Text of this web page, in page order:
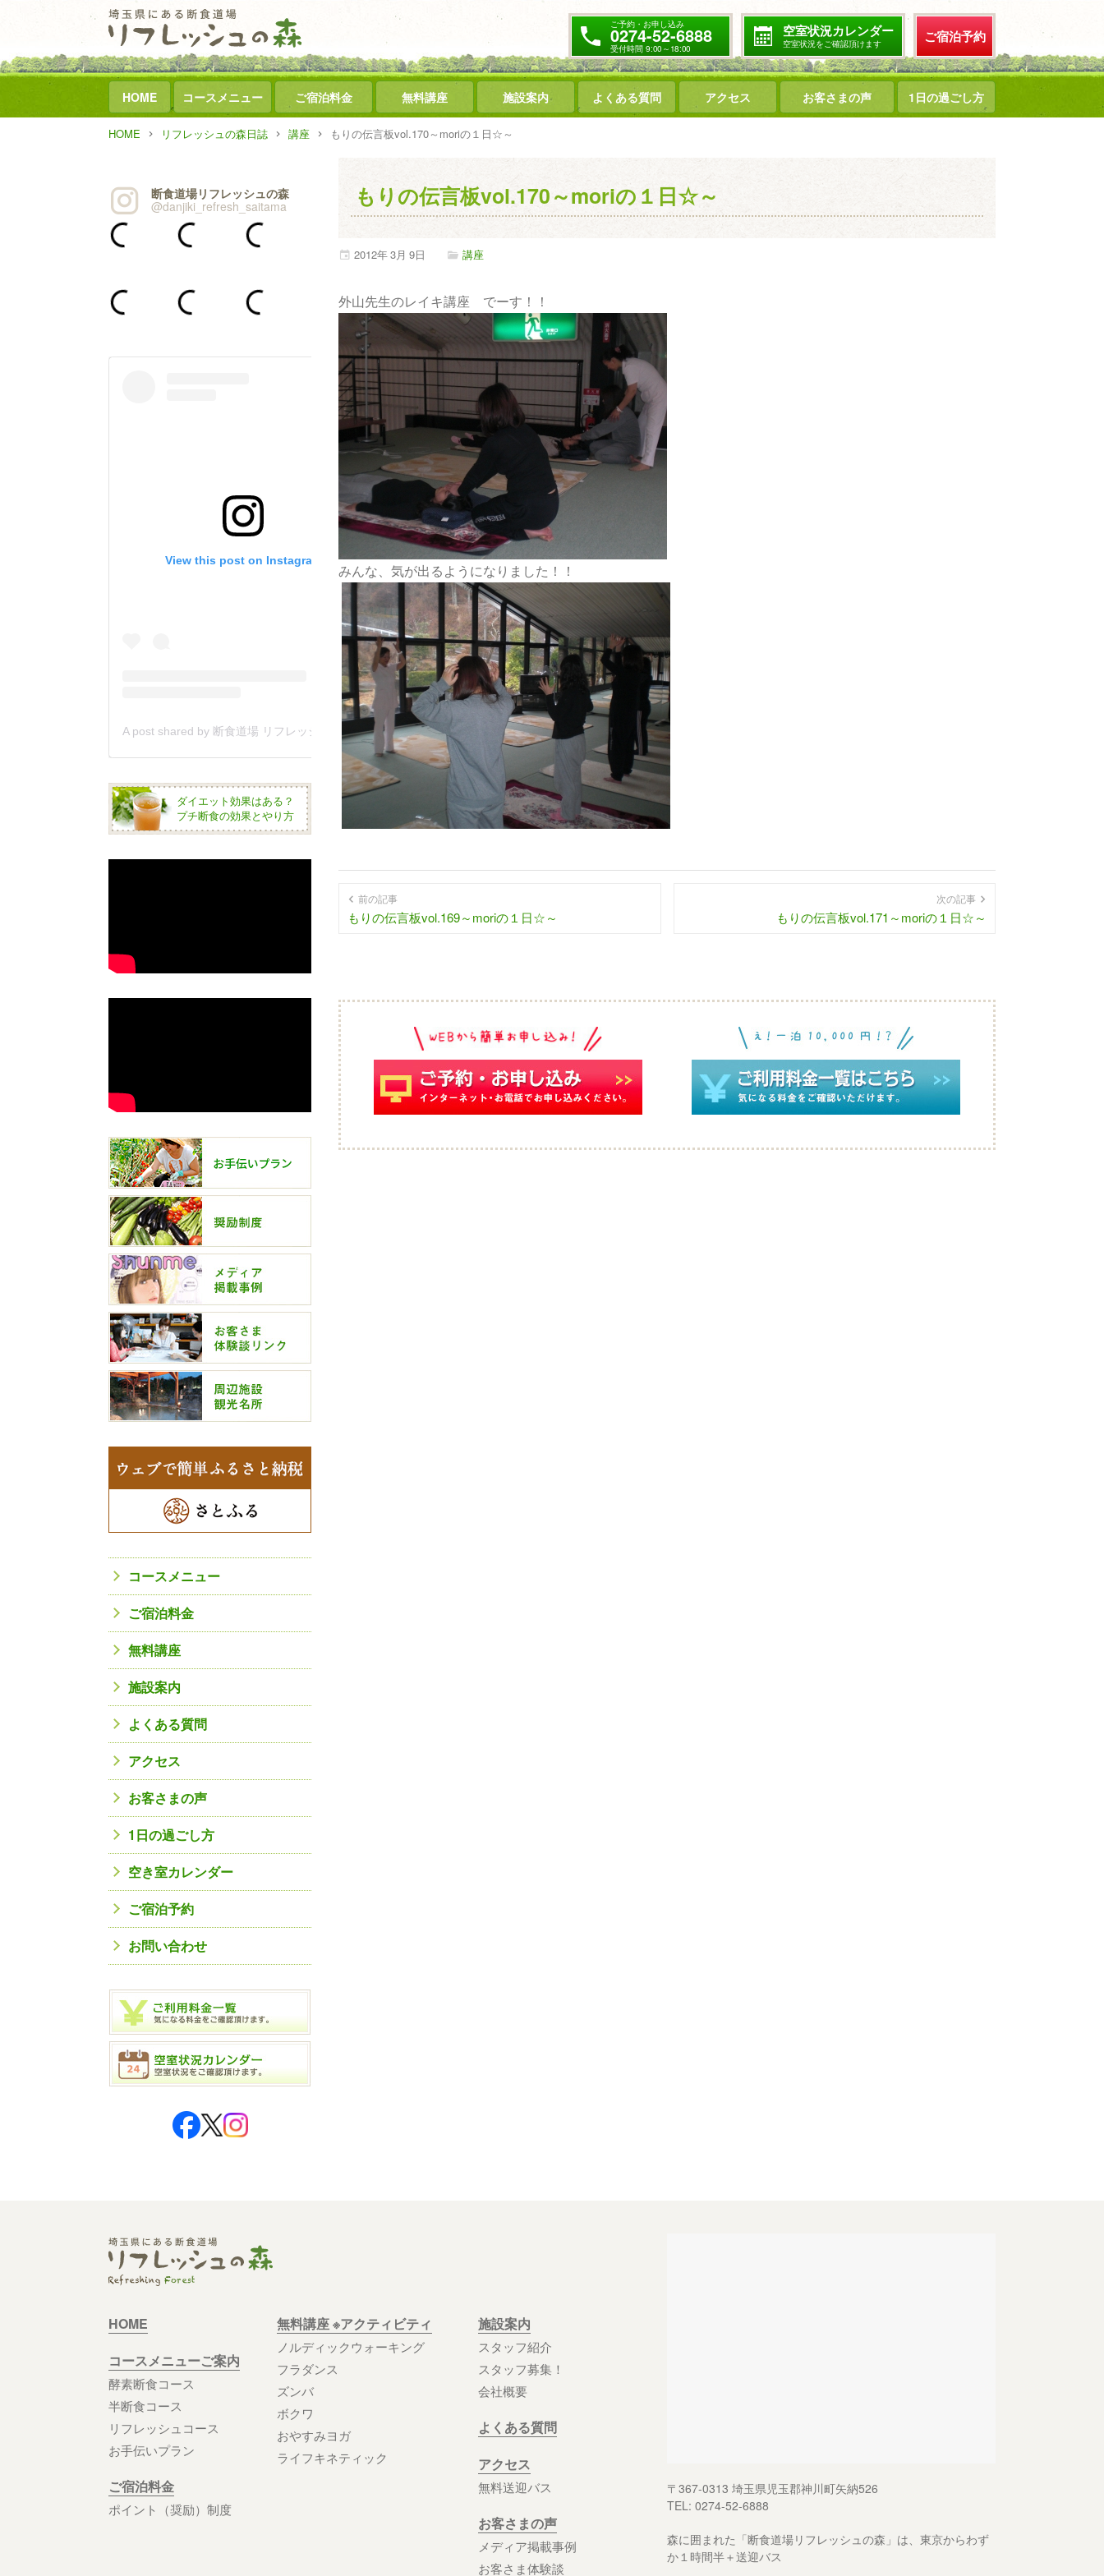
ご予約・お申し込み
0274-52-6888
受付時間 9:00～18:00
空室状況カレンダー
空室状況をご確認頂けます ご宿泊予約
HOME コースメニュー ご宿泊料金 無料講座 施設案内 よくある質問 アクセス お客さまの声 1日の過ごし方
HOME リフレッシュの森日誌 講座 もりの伝言板vol.170～moriの１日☆～
もりの伝言板vol.170～moriの１日☆～
2012年3月 9日 講座
外山先生のレイキ講座 でーす！！
みんな、気が出るようになりました！！
前の記事
もりの伝言板vol.169～moriの１日☆～
次の記事
もりの伝言板vol.171～moriの１日☆～
断食道場リフレッシュの森
@danjiki_refresh_saitama
View this post on Instagram
A post shared by 断食道場 リフレッシュの森 (@danjiki_refresh_saitama)
ダイエット効果はある？
プチ断食の効果とやり方
コースメニュー
ご宿泊料金
無料講座
施設案内
よくある質問
アクセス
お客さまの声
1日の過ごし方
空き室カレンダー
ご宿泊予約
お問い合わせ
HOME
コースメニューご案内
酵素断食コース
半断食コース
リフレッシュコース
お手伝いプラン
ご宿泊料金
ポイント（奨励）制度
無料講座 ※アクティビティ
ノルディックウォーキング
フラダンス
ズンバ
ボクワ
おやすみヨガ
ライフキネティック
施設案内
スタッフ紹介
スタッフ募集！
会社概要
よくある質問
アクセス
無料送迎バス
お客さまの声
メディア掲載事例
お客さま体験談
〒367-0313 埼玉県児玉郡神川町矢納526
TEL: 0274-52-6888
森に囲まれた「断食道場リフレッシュの森」は、東京からわず
か１時間半＋送迎バス